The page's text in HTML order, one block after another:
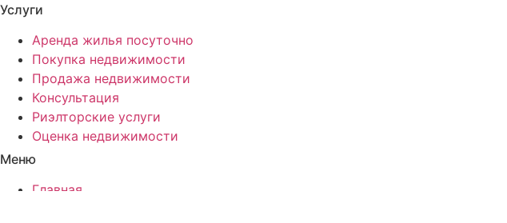
Услуги
Аренда жилья посуточно
Покупка недвижимости
Продажа недвижимости
Консультация
Риэлторские услуги
Оценка недвижимости
Меню
Главная